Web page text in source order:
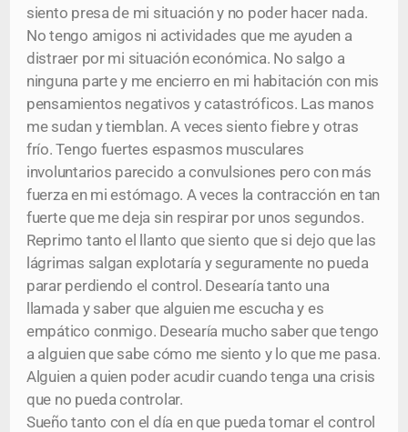
siento presa de mi situación y no poder hacer nada.
No tengo amigos ni actividades que me ayuden a
distraer por mi situación económica. No salgo a
ninguna parte y me encierro en mi habitación con mis
pensamientos negativos y catastróficos. Las manos
me sudan y tiemblan. A veces siento fiebre y otras
frío. Tengo fuertes espasmos musculares
involuntarios parecido a convulsiones pero con más
fuerza en mi estómago. A veces la contracción en tan
fuerte que me deja sin respirar por unos segundos.
Reprimo tanto el llanto que siento que si dejo que las
lágrimas salgan explotaría y seguramente no pueda
parar perdiendo el control. Desearía tanto una
llamada y saber que alguien me escucha y es
empático conmigo. Desearía mucho saber que tengo
a alguien que sabe cómo me siento y lo que me pasa.
Alguien a quien poder acudir cuando tenga una crisis
que no pueda controlar.
Sueño tanto con el día en que pueda tomar el control